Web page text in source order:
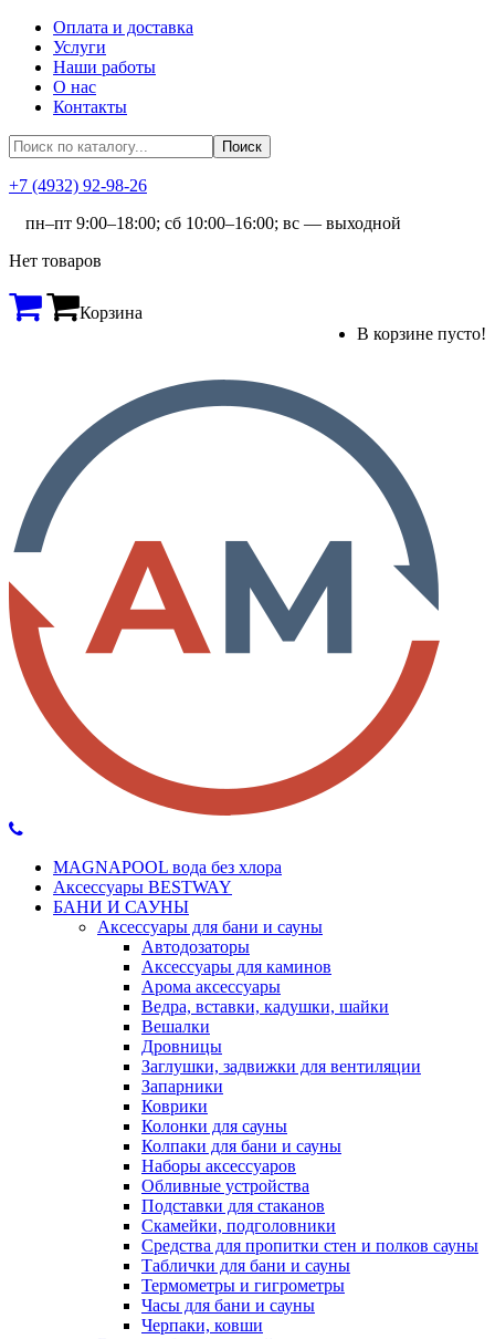
Оплата и доставка
Услуги
Наши работы
О нас
Контакты
+7 (4932) 92-98-26
пн–пт 9:00–18:00; сб 10:00–16:00; вс — выходной
Нет товаров
Корзина
В корзине пусто!
MAGNAPOOL вода без хлора
Аксессуары BESTWAY
БАНИ И САУНЫ
Аксессуары для бани и сауны
Автодозаторы
Аксессуары для каминов
Арома аксессуары
Ведра, вставки, кадушки, шайки
Вешалки
Дровницы
Заглушки, задвижки для вентиляции
Запарники
Коврики
Колонки для сауны
Колпаки для бани и сауны
Наборы аксессуаров
Обливные устройства
Подставки для стаканов
Скамейки, подголовники
Средства для пропитки стен и полков сауны
Таблички для бани и сауны
Термометры и гигрометры
Часы для бани и сауны
Черпаки, ковши